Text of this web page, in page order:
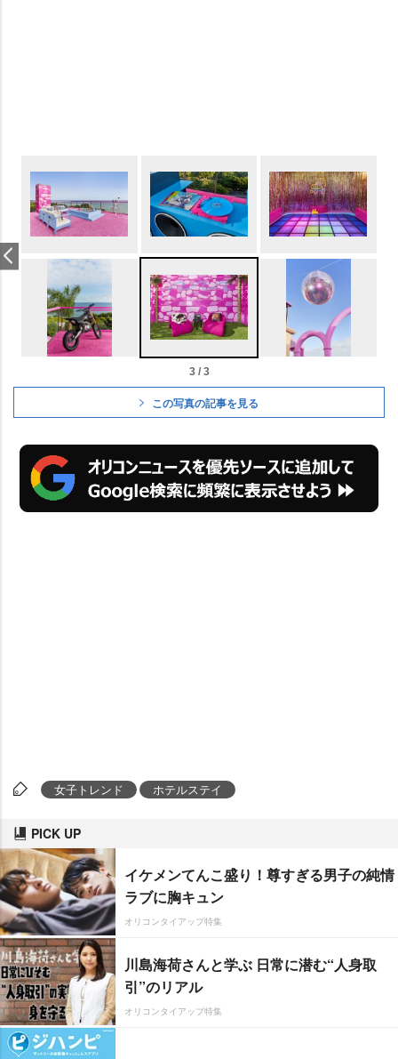
3 / 3
この写真の記事を見る
女子トレンド ホテルステイ
PICK UP
イケメンてんこ盛り！尊すぎる男子の純情
ラブに胸キュン
オリコンタイアップ特集
川島海荷さんと学ぶ 日常に潜む“人身取
引”のリアル
オリコンタイアップ特集